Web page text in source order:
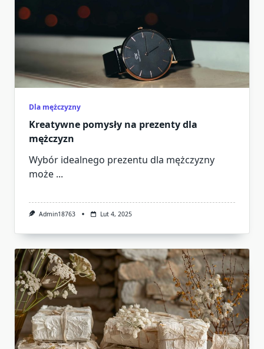
Dla mężczyzny
Kreatywne pomysły na prezenty dla
mężczyzn
Wybór idealnego prezentu dla mężczyzny
może ...
Admin18763 Lut 4, 2025